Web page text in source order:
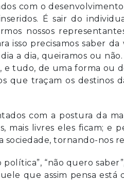
com o
É sair do
nossos
isso precisamos saber
a dia, queiramos ou
e tudo, de uma forma ou
que traçam os destinos
com a postura da
mais livres eles ficam;
sociedade, tornando-nos
política”, “não quero
que assim pensa